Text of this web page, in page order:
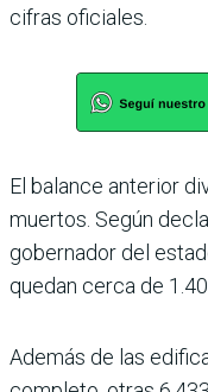
cifras oficiales.
El balance anterior
muertos. Según
goberna­dor del
quedan cerca de
Además de las